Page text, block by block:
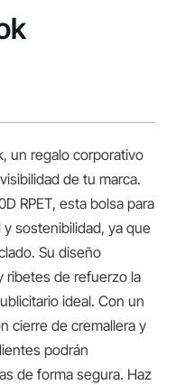
un regalo corporativo
de tu marca.
RPET, esta bolsa para
sostenibilidad, ya que
Su diseño
ribetes de refuerzo la
ideal. Con un
cierre de cremallera y
podrán
de forma segura. Haz